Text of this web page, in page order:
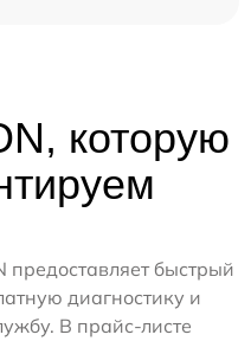
которую
быстрый
диагностику и
В прайс-листе